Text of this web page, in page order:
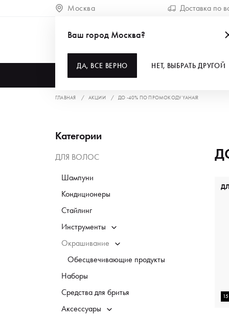
Москва Доставка по
Ваш город Москва?
ДА, ВСЕ ВЕРНО НЕТ, ВЫБРАТЬ ДРУГОЙ
ГЛАВНАЯ АКЦИИ ДО -40% ПО ПРОМОКОДУ YAHAIR
Категории
ДЛЯ ВОЛОС
Шампуни
Кондиционеры
Стайлинг
Инструменты
Окрашивание
Обесцвечивающие продукты
Наборы
Средства для бритья
Аксессуары